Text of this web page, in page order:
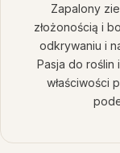
Zapalony
złożonością i
odkrywaniu i
Pasja do roślin
właściwości